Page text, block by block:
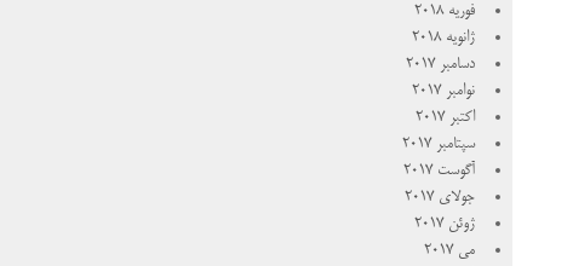
فوریه 2018
ژانویه 2018
دسامبر 2017
نوامبر 2017
اکتبر 2017
سپتامبر 2017
آگوست 2017
جولای 2017
ژوئن 2017
می 2017